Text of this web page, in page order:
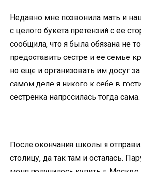
Недавно мне позвонила мать и
с целого букета претензий с ее
сообщила, что я была обязана не
предоставить сестре и ее семье
но еще и организовать им досуг
самом деле я никого к себе в
сестренка напросилась тогда сама.
После окончания школы я
столицу, да так там и осталась.